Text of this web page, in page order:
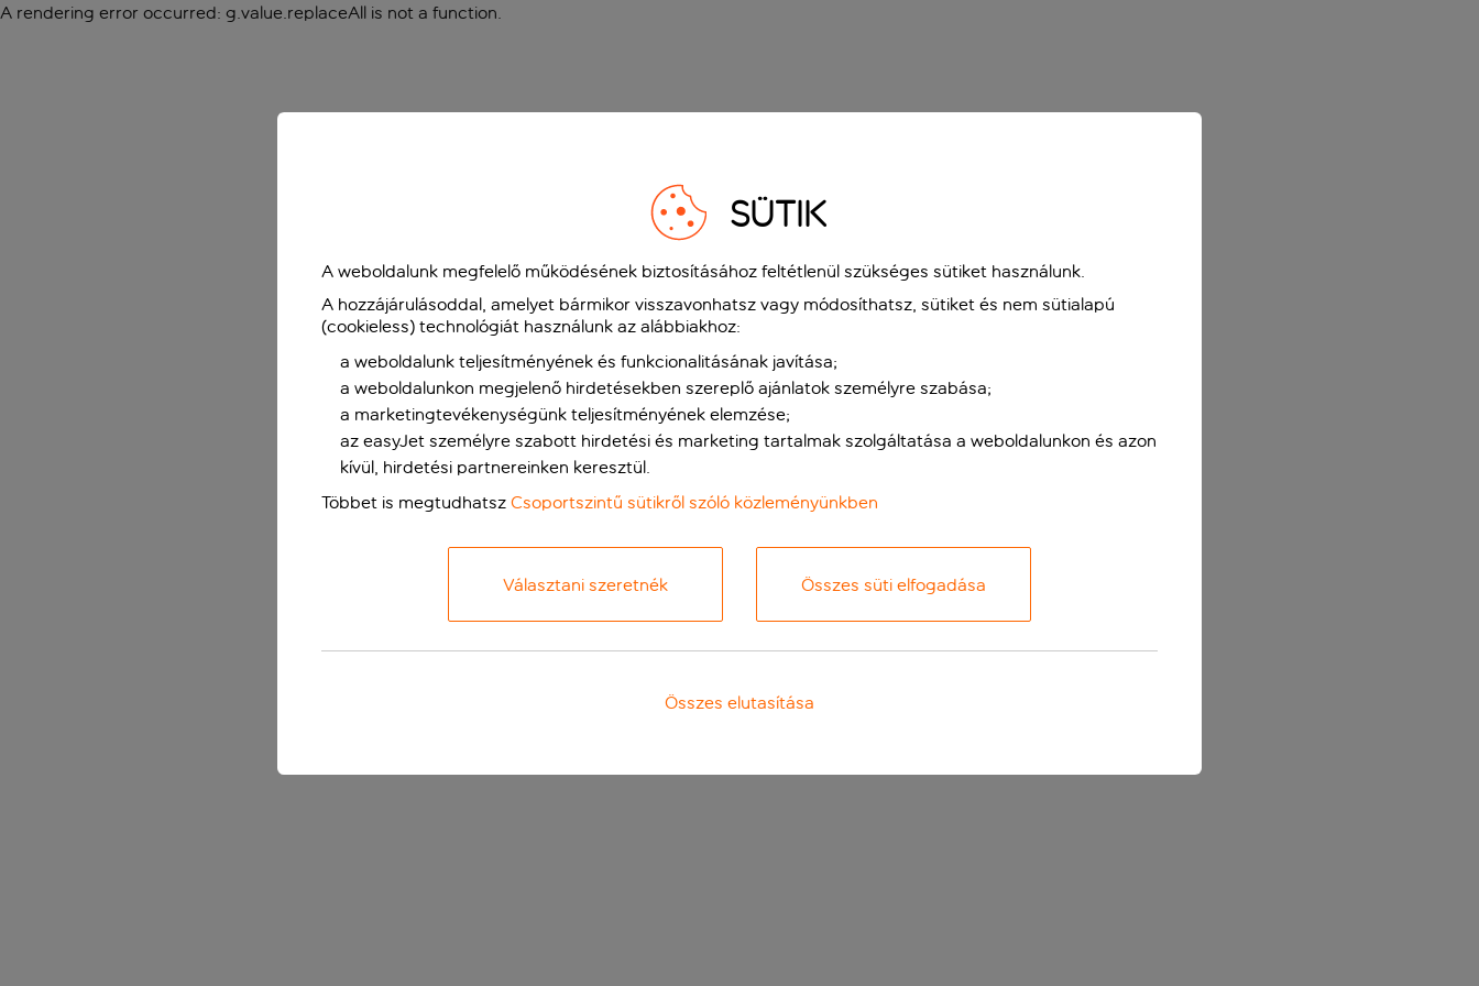
A rendering error occurred: g.value.replaceAll is not a function.
SÜTIK
A weboldalunk megfelelő működésének biztosításához feltétlenül szükséges sütiket használunk.
A hozzájárulásoddal, amelyet bármikor visszavonhatsz vagy módosíthatsz, sütiket és nem sütialapú
(cookieless) technológiát használunk az alábbiakhoz:
a weboldalunk teljesítményének és funkcionalitásának javítása;
a weboldalunkon megjelenő hirdetésekben szereplő ajánlatok személyre szabása;
a marketingtevékenységünk teljesítményének elemzése;
az easyJet személyre szabott hirdetési és marketing tartalmak szolgáltatása a weboldalunkon és azon
kívül, hirdetési partnereinken keresztül.
Többet is megtudhatsz Csoportszintű sütikről szóló közleményünkben
Választani szeretnék Összes süti elfogadása
Összes elutasítása